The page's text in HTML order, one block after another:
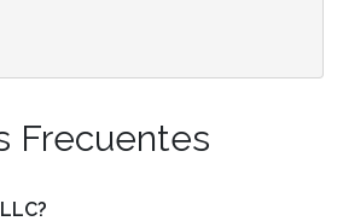
Frecuentes